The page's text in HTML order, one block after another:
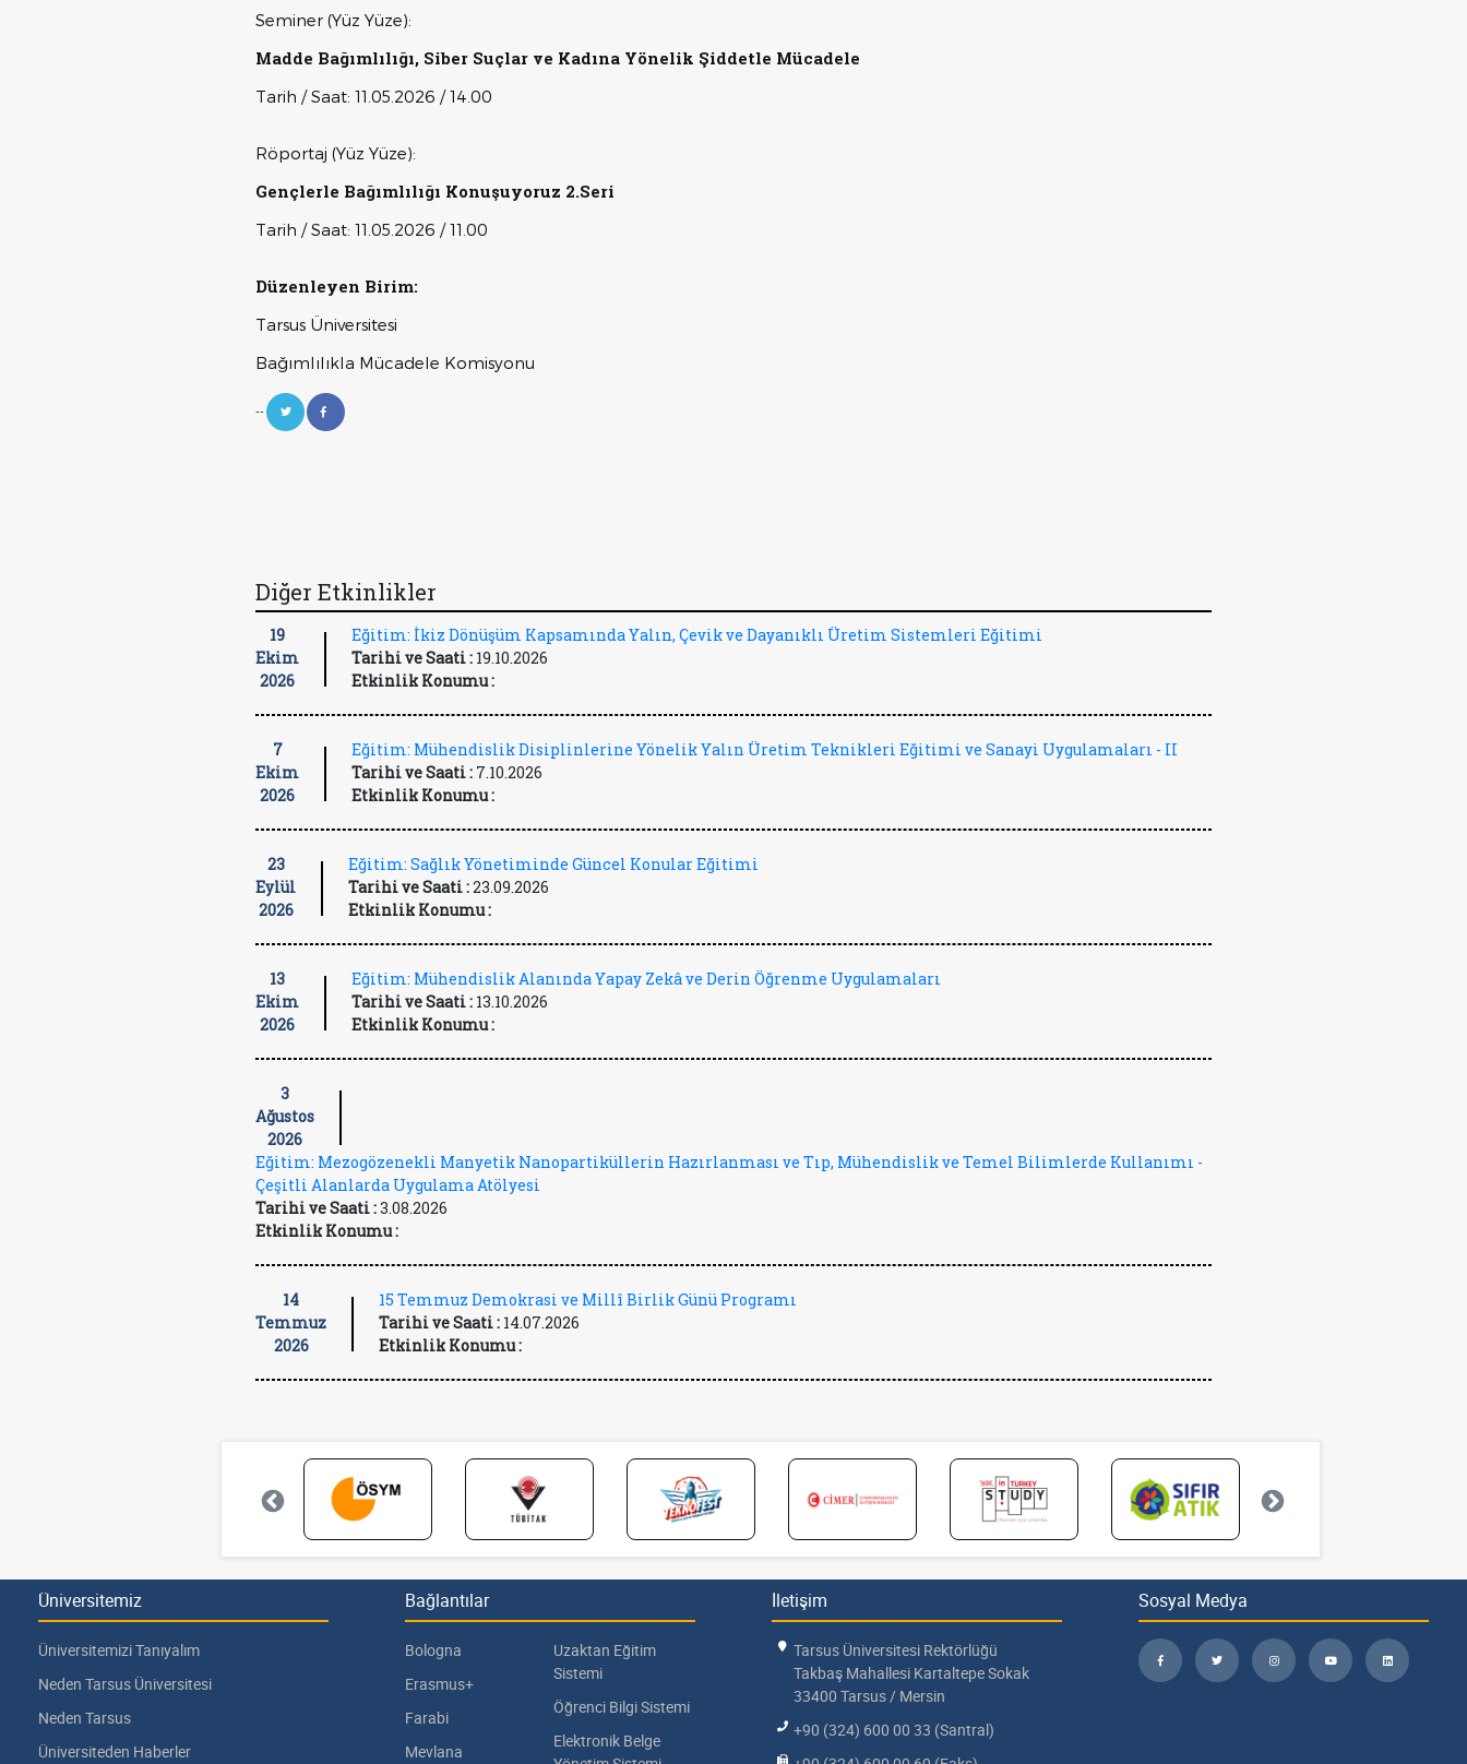
Seminer (Yüz Yüze):
Madde Bağımlılığı, Siber Suçlar ve Kadına Yönelik Şiddetle Mücadele
Tarih / Saat: 11.05.2026 / 14.00
Röportaj (Yüz Yüze):
Gençlerle Bağımlılığı Konuşuyoruz 2.Seri
Tarih / Saat: 11.05.2026 / 11.00
Düzenleyen Birim:
Tarsus Üniversitesi
Bağımlılıkla Mücadele Komisyonu
--
Diğer Etkinlikler
19
Ekim
2026
Eğitim: İkiz Dönüşüm Kapsamında Yalın, Çevik ve Dayanıklı Üretim Sistemleri Eğitimi
Tarihi ve Saati : 19.10.2026
Etkinlik Konumu :
7
Ekim
2026
Eğitim: Mühendislik Disiplinlerine Yönelik Yalın Üretim Teknikleri Eğitimi ve Sanayi Uygulamaları - II
Tarihi ve Saati : 7.10.2026
Etkinlik Konumu :
23
Eylül
2026
Eğitim: Sağlık Yönetiminde Güncel Konular Eğitimi
Tarihi ve Saati :23.09.2026
Etkinlik Konumu :
13
Ekim
2026
Eğitim: Mühendislik Alanında Yapay Zekâ ve Derin Öğrenme Uygulamaları
Tarihi ve Saati : 13.10.2026
Etkinlik Konumu :
3
Ağustos
2026
Eğitim: Mezogözenekli Manyetik Nanopartiküllerin Hazırlanması ve Tıp, Mühendislik ve Temel Bilimlerde Kullanımı -
Çeşitli Alanlarda Uygulama Atölyesi
Tarihi ve Saati :3.08.2026
Etkinlik Konumu :
14
Temmuz
2026
15 Temmuz Demokrasi ve Millî Birlik Günü Programı
Tarihi ve Saati : 14.07.2026
Etkinlik Konumu :
Üniversitemiz
Üniversitemizi Tanıyalım
Neden Tarsus Üniversitesi
Neden Tarsus
Üniversiteden Haberler
Bağlantılar
Bologna
Erasmus+
Farabi
Mevlana
Uzaktan Eğitim
Sistemi
Öğrenci Bilgi Sistemi
Elektronik Belge
İletişim
Tarsus Üniversitesi Rektörlüğü
Takbaş Mahallesi Kartaltepe Sokak
33400 Tarsus / Mersin
+90 (324) 600 00 33 (Santral)
Sosyal Medya